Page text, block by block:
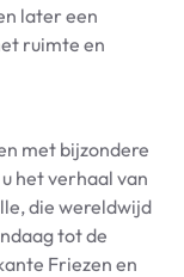
later een
ruimte en
met bijzondere
het verhaal van
die wereldwijd
tot de
Friezen en